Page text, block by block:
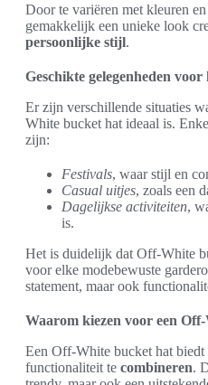
Door te variëren met kleuren
gemakkelijk een unieke look
persoonlijke stijl.
Geschikte gelegenheden
Er zijn verschillende situaties
White bucket hat ideaal is.
zijn:
Festivals, waar stijl en
Casual uitjes, zoals een
Dagelijkse activiteiten,
is.
Het is duidelijk dat Off-White
voor elke modebewuste
statement, maar ook
Waarom kiezen voor een
Een Off-White bucket hat
functionaliteit te combineren.